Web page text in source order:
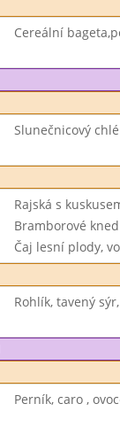
Cereální
Slunečnicový
Rajská s
Bramborové
Čaj lesní plody,
Rohlík, tavený
Perník, caro ,